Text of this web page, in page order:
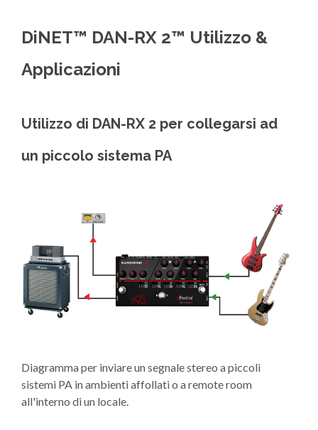
DiNET™ DAN-RX 2™ Utilizzo &
Applicazioni
Utilizzo di DAN-RX 2 per collegarsi ad
un piccolo sistema PA
Diagramma per inviare un segnale stereo a piccoli
sistemi PA in ambienti affollati o a remote room
all'interno di un locale.